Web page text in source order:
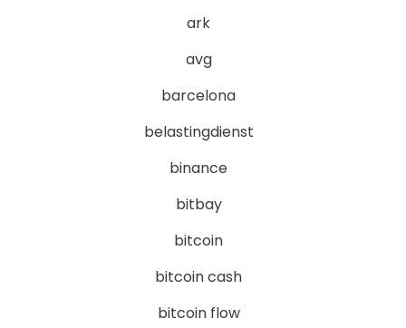
ark
avg
barcelona
belastingdienst
binance
bitbay
bitcoin
bitcoin cash
bitcoin flow